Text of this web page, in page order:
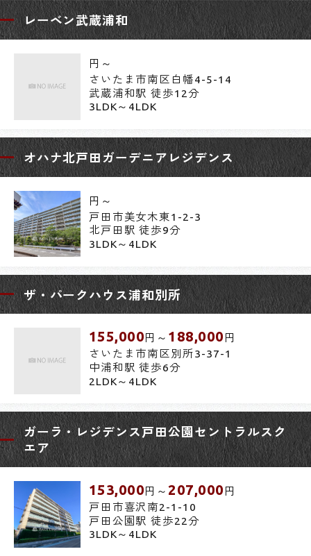
レーベン武蔵浦和
円～
さいたま市南区白幡4-5-14
武蔵浦和駅 徒歩12分
3LDK～4LDK
オハナ北戸田ガーデニアレジデンス
円～
戸田市美女木東1-2-3
北戸田駅 徒歩9分
3LDK～4LDK
ザ・パークハウス浦和別所
155,000 円～ 188,000 円
さいたま市南区別所3-37-1
中浦和駅 徒歩6分
2LDK～4LDK
ガーラ・レジデンス戸田公園セントラルスク
エア
153,000 円～ 207,000 円
戸田市喜沢南2-1-10
戸田公園駅 徒歩22分
3LDK～4LDK